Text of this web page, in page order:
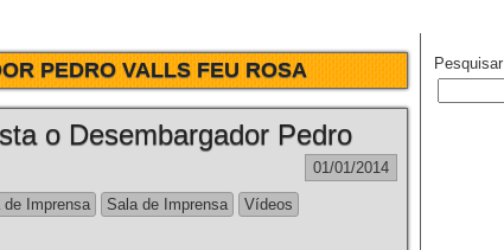
PEDRO VALLS FEU ROSA
o Desembargador Pedro
01/01/2014
de Imprensa Sala de Imprensa
Vídeos
Pesquisar